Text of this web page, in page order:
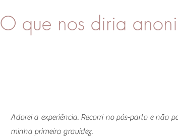
O que nos diria
Adorei a experiência. Recorri no pós-parto e não
minha primeira gravidez.